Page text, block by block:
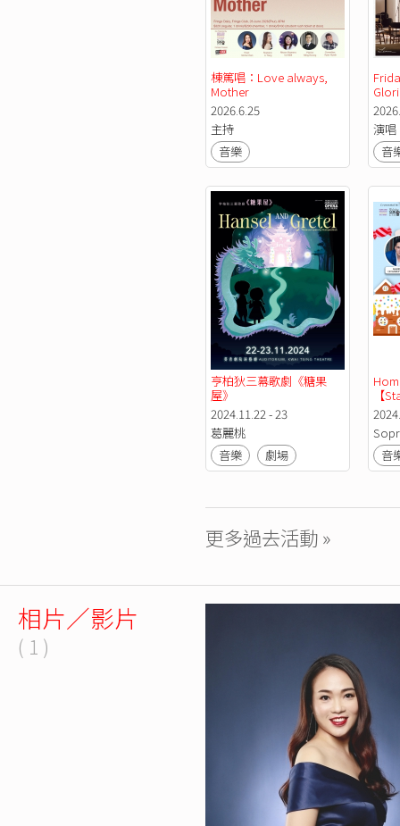
棟篤唱：Love always,
Mother
2026.6.25
主持
音樂
演唱
音
亨柏狄三幕歌劇《糖果
屋》
2024.11.22 - 23
葛麗桃
音樂
劇場
【
音
更多過去活動 »
相片／影片
( 1 )